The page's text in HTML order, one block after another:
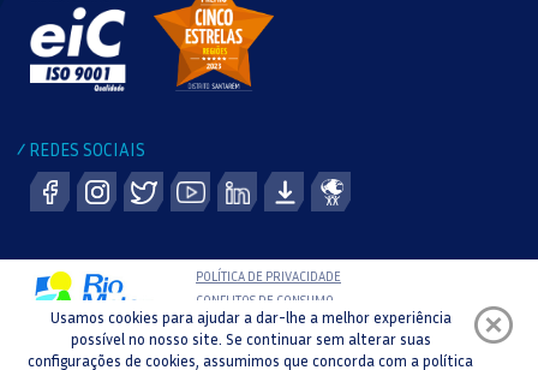
/ REDES SOCIAIS
POLÍTICA DE PRIVACIDADE
CONFLITOS DE CONSUMO
LIVRO DE RECLAMAÇÕES
CANAL DE DENÚNCIA
Usamos cookies para ajudar a dar-lhe a melhor experiência
possível no nosso site. Se continuar sem alterar suas
configurações de cookies, assumimos que concorda com a política